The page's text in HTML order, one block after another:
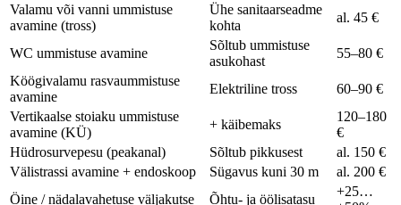
Valamu või vanni ummistuse
avamine (tross)
Ühe sanitaarseadme
kohta
al. 45 €
WC ummistuse avamine
Sõltub ummistuse
asukohast
55–80 €
Köögivalamu rasvaummistuse
avamine
Elektriline tross
60–90 €
Vertikaalse stoiaku ummistuse
avamine (KÜ)
+ käibemaks
120–180
€
Hüdrosurvepesu (peakanal)
Sõltub pikkusest
al. 150 €
Välistrassi avamine + endoskoop
Sügavus kuni 30 m
al. 200 €
Öine / nädalavahetuse väljakutse
Õhtu- ja öölisatasu
+25…